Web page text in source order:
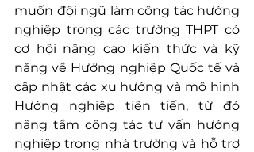
muốn đội ngũ làm công tác hướng
nghiệp trong các trường THPT có
cơ hội nâng cao kiến thức và kỹ
năng về Hướng nghiệp Quốc tế và
cập nhật các xu hướng và mô hình
Hướng nghiệp tiên tiến, từ đó
nâng tầm công tác tư vấn hướng
nghiệp trong nhà trường và hỗ trợ